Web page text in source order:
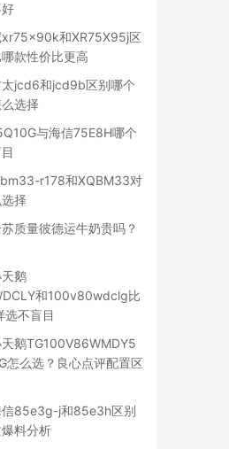
xr75x90k和XR75X95j区
款性价比更高
太jcd6和jcd9b区别哪个
选择
与海信75E8H哪个
r178和XQBM33对
择
苏质量彼德运牛奶贵吗？
天鹅
和100v80wdclg比
选不盲目
鹅TG100V86WMDY5
怎么选？良心点评配置区
信85e3g-j和85e3h区别
料分析